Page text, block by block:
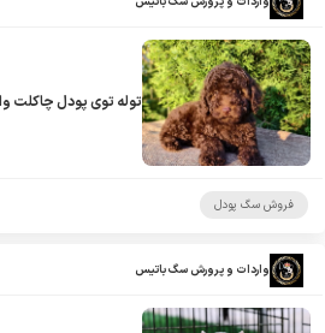
توله توی پودل چاکلت
فروش سگ پودل
واردات و پرورش سگ باتیس